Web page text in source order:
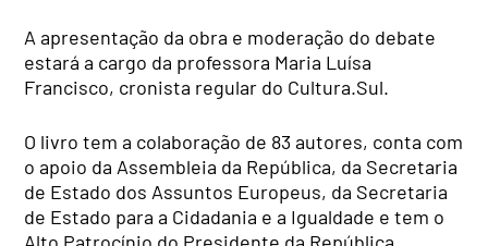
A apresentação da obra e moderação do debate
estará a cargo da professora Maria Luísa
Francisco, cronista regular do Cultura.Sul.
O livro tem a colaboração de 83 autores, conta com
o apoio da Assembleia da República, da Secretaria
de Estado dos Assuntos Europeus, da Secretaria
de Estado para a Cidadania e a Igualdade e tem o